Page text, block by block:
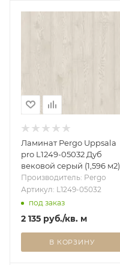
Ламинат Pergo Uppsala
pro L1249-05032 Дуб
вековой серый (1,596 м2)
Производитель: Pergo
Артикул: L1249-05032
под заказ
2 135 руб./кв. м
В КОРЗИНУ